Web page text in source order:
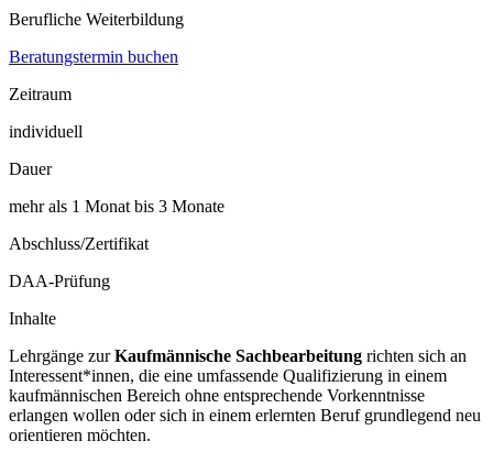
Berufliche Weiterbildung
Beratungstermin buchen
Zeitraum
individuell
Dauer
mehr als 1 Monat bis 3 Monate
Abschluss/Zertifikat
DAA-Prüfung
Inhalte
Lehrgänge zurKaufmännische Sachbearbeitung richten sich an
Interessent*innen, die eine umfassende Qualifizierung in einem
kaufmännischen Bereich ohne entsprechende Vorkenntnisse
erlangen wollen oder sich in einem erlernten Beruf grundlegend neu
orientieren möchten.